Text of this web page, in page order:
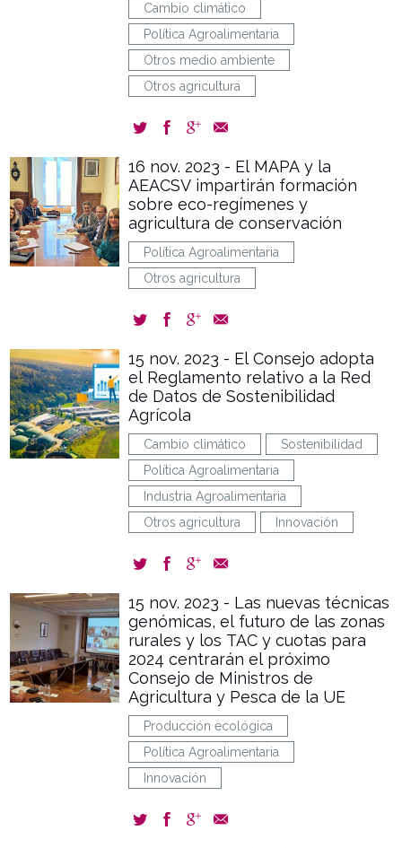
Cambio climático
Política Agroalimentaria
Otros medio ambiente
Otros agricultura
16 nov. 2023 - El MAPA y la
AEACSV impartirán formación
sobre eco-regímenes y
agricultura de conservación
Política Agroalimentaria
Otros agricultura
15 nov. 2023 - El Consejo adopta
el Reglamento relativo a la Red
de Datos de Sostenibilidad
Agrícola
Cambio climático
Sostenibilidad
Política Agroalimentaria
Industria Agroalimentaria
Otros agricultura
Innovación
15 nov. 2023 - Las nuevas técnicas
genómicas, el futuro de las zonas
rurales y los TAC y cuotas para
2024 centrarán el próximo
Consejo de Ministros de
Agricultura y Pesca de la UE
Producción ecológica
Política Agroalimentaria
Innovación